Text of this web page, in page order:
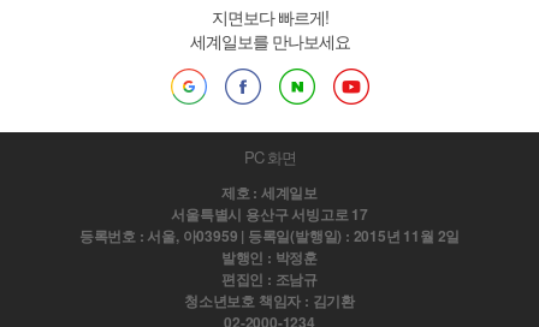
지면보다 빠르게!
세계일보를 만나보세요
PC 화면
제호 : 세계일보
서울특별시 용산구 서빙고로 17
등록번호 : 서울, 아03959 | 등록일(발행일) : 2015년 11월 2일
발행인 : 박정훈
편집인 : 조남규
청소년보호 책임자 : 김기환
02-2000-1234